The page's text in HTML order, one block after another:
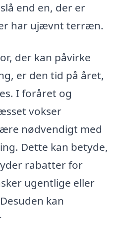
end en, der er
har ujævnt terræn.
der kan påvirke
er den tid på året,
I foråret og
vokser
nødvendigt med
Dette kan betyde,
rabatter for
ugentlige eller
kan